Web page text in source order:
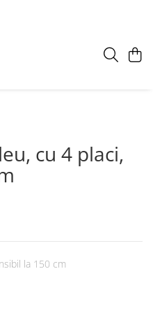
cu 4 placi,
la 150 cm